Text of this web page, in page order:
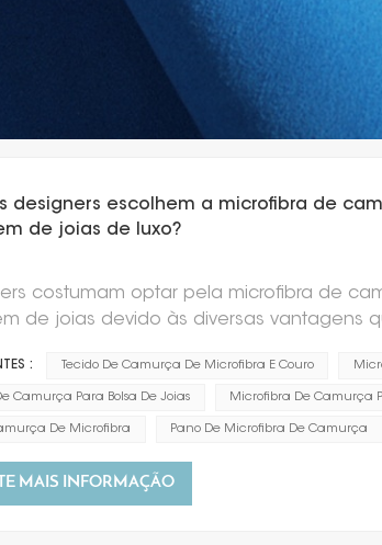
designers escolhem a microfibra de
de joias de luxo?
costumam optar pela microfibra de
de joias devido às diversas vantagens
toque de elegância e requinte à
da microfibra de camurça é
e danos. Essa qualidade é essencial
suporta o manuseio e uso regulares.
joias armazenadas na embalagem.4.
: Tecido De Camurça De Microfibra E Couro
Camurça Para Bolsa De Joias Microfibra De Camurça
De Microfibra Pano De Microfibra De Camurça
MAIS INFORMAÇÃO